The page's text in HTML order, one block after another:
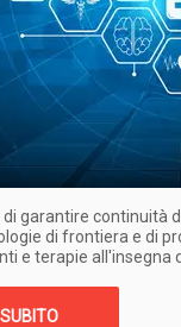
di garantire continuità
di frontiera e di
e terapie all'insegna
SUBITO